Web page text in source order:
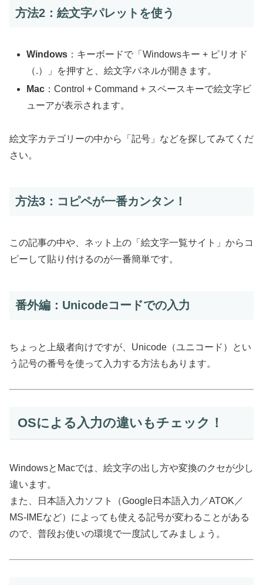
方法2：絵文字パレットを使う
Windows ：キーボードで「Windowsキー + ピリオド
（.）」を押すと、絵文字パネルが開きます。
Mac ：Control + Command + スペースキーで絵文字ビ
ューアが表示されます。
絵文字カテゴリーの中から「記号」などを探してみてくだ
さい。
方法3：コピペが一番カンタン！
この記事の中や、ネット上の「絵文字一覧サイト」からコ
ピーして貼り付けるのが一番簡単です。
番外編：Unicodeコードでの入力
ちょっと上級者向けですが、Unicode（ユニコード）とい
う記号の番号を使って入力する方法もあります。
OSによる入力の違いもチェック！
WindowsとMacでは、絵文字の出し方や変換のクセが少し
違います。
また、日本語入力ソフト（Google日本語入力／ATOK／
MS-IMEなど）によっても使える記号が変わることがある
ので、普段お使いの環境で一度試してみましょう。